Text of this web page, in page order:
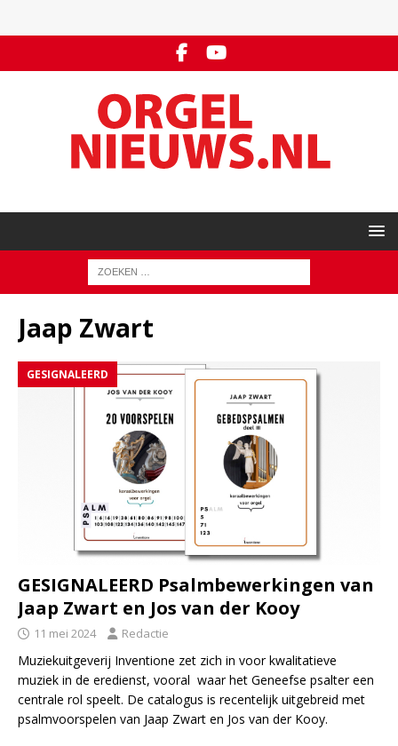
Jaap Zwart
GESIGNALEERD
GESIGNALEERD Psalmbewerkingen van
Jaap Zwart en Jos van der Kooy
11 mei 2024 Redactie
Muziekuitgeverij Inventione zet zich in voor kwalitatieve
muziek in de eredienst, vooral waar het Geneefse psalter een
centrale rol speelt. De catalogus is recentelijk uitgebreid met
psalmvoorspelen van Jaap Zwart en Jos van der Kooy.